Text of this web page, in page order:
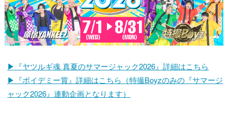
▶『ヤツルギ魂 真夏のサマージャック2026』詳細はこちら
▶『ボイデミー賞』詳細はこちら（特撮Boyzのみの『サマージ
ャック2026』連動企画となります）